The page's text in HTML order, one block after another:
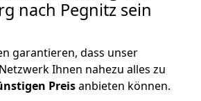
nach Pegnitz sein
garantieren, dass unser
Ihnen nahezu alles zu
Preisanbieten können.